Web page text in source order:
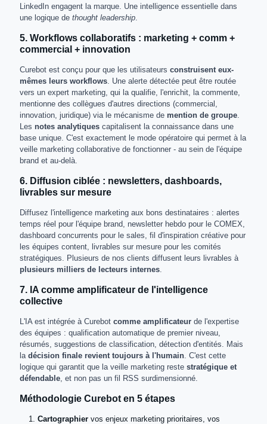
LinkedIn engagent la marque. Une intelligence essentielle dans
une logique de thought leadership
5. Workflows collaboratifs : marketing + comm +
commercial + innovation
Curebot est conçu pour que les utilisateurs construisent eux-
mêmes leurs workflows . Une alerte détectée peut être routée
vers un expert marketing, qui la qualifie, l'enrichit, la commente,
mentionne des collègues d'autres directions (commercial,
innovation, juridique) via le mécanisme de mention de groupe
Les notes analytiques capitalisent la connaissance dans une
base unique. C'est exactement le mode opératoire qui permet à la
veille marketing collaborative de fonctionner - au sein de l'équipe
brand et au-delà.
6. Diffusion ciblée : newsletters, dashboards,
livrables sur mesure
Diffusez l'intelligence marketing aux bons destinataires : alertes
temps réel pour l'équipe brand, newsletter hebdo pour le COMEX,
dashboard concurrents pour le sales, fil d'inspiration créative pour
les équipes content, livrables sur mesure pour les comités
stratégiques. Plusieurs de nos clients diffusent leurs livrables à
plusieurs milliers de lecteurs internes
7. IA comme amplificateur de l'intelligence
collective
L'IA est intégrée à Curebot comme amplificateur de l'expertise
des équipes : qualification automatique de premier niveau,
résumés, suggestions de classification, détection d'entités. Mais
la décision finale revient toujours à l'humain . C'est cette
logique qui garantit que la veille marketing reste stratégique et
défendable , et non pas un fil RSS surdimensionné.
Méthodologie Curebot en 5 étapes
Cartographier vos enjeux marketing prioritaires, vos